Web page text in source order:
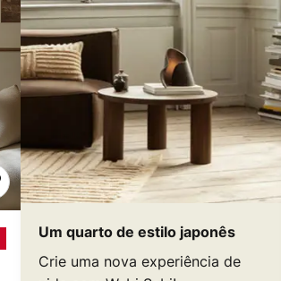
Um quarto de estilo japonês
Crie uma nova experiência de